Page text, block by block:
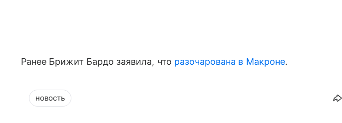
Ранее Брижит Бардо заявила, что разочарована в Макроне.
новость